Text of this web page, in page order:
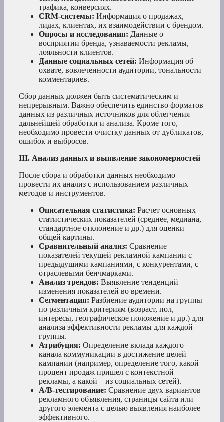
трафика, конверсиях.
CRM-системы: Информация о продажах,
лидах, клиентах, их взаимодействии с брендом.
Опросы и исследования: Данные о
восприятии бренда, узнаваемости рекламы,
лояльности клиентов.
Данные социальных сетей: Информация об
охвате, вовлеченности аудитории, тональности
комментариев.
Сбор данных должен быть систематическим и
непрерывным. Важно обеспечить единство форматов
данных из различных источников для облегчения
дальнейшей обработки и анализа. Кроме того,
необходимо провести очистку данных от дубликатов,
ошибок и выбросов.
III. Анализ данных и выявление закономерностей
После сбора и обработки данных необходимо
провести их анализ с использованием различных
методов и инструментов.
Описательная статистика: Расчет основных
статистических показателей (среднее, медиана,
стандартное отклонение и др.) для оценки
общей картины.
Сравнительный анализ: Сравнение
показателей текущей рекламной кампании с
предыдущими кампаниями, с конкурентами, с
отраслевыми бенчмарками.
Анализ трендов: Выявление тенденций
изменения показателей во времени.
Сегментация: Разбиение аудитории на группы
по различным критериям (возраст, пол,
интересы, географическое положение и др.) для
анализа эффективности рекламы для каждой
группы.
Атрибуция: Определение вклада каждого
канала коммуникации в достижение целей
кампании (например, определение того, какой
процент продаж пришел с контекстной
рекламы, а какой – из социальных сетей).
A/B-тестирование: Сравнение двух вариантов
рекламного объявления, страницы сайта или
другого элемента с целью выявления наиболее
эффективного.